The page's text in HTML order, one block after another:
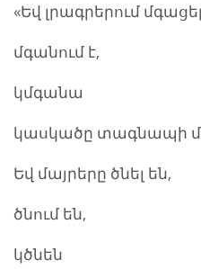
«Եվ լրագրերում
մգանում է,
կմգանա
կասկածը տագնապի
Եվ մայրերը ծնել են,
ծնում են,
կծնեն